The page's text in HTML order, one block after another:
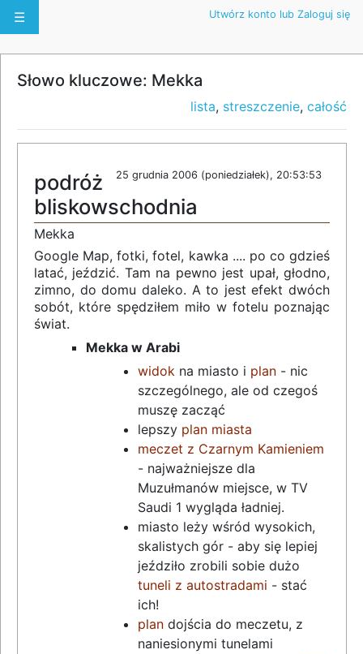
☰ Utwórz konto lub Zaloguj się
Słowo kluczowe: Mekka
lista, streszczenie, całość
25 grudnia 2006 (poniedziałek), 20:53:53
podróż
bliskowschodnia
Mekka
Google Map, fotki, fotel, kawka .... po co gdzieś
latać, jeździć. Tam na pewno jest upał, głodno,
zimno, do domu daleko. A to jest efekt dwóch
sobót, które spędziłem miło w fotelu poznając
świat.
Mekka w Arabi
widok na miasto i plan - nic
szczególnego, ale od czegoś
muszę zacząć
lepszy plan miasta
meczet z Czarnym Kamieniem
- najważniejsze dla
Muzułmanów miejsce, w TV
Saudi 1 wygląda ładniej.
miasto leży wśród wysokich,
skalistych gór - aby się lepiej
jeździło zrobili sobie dużo
tuneli z autostradami - stać
ich!
plan dojścia do meczetu, z
naniesionymi tunelami